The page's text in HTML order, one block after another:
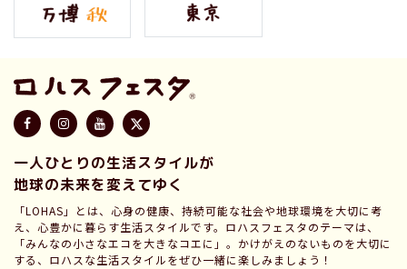
一人ひとりの生活スタイルが
地球の未来を変えてゆく
「LOHAS」とは、心身の健康、持続可能な社会や地球環境を大切に考
え、心豊かに暮らす生活スタイルです。ロハスフェスタのテーマは、
「みんなの小さなエコを大きなコエに」。かけがえのないものを大切に
する、ロハスな生活スタイルをぜひ一緒に楽しみましょう！